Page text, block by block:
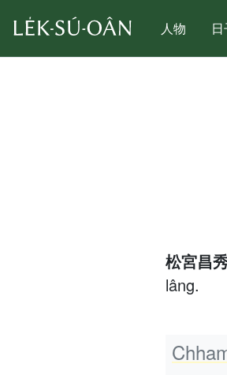
人物
松宮昌
lâng.